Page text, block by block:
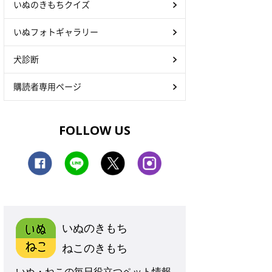
いぬのきもちクイズ
いぬフォトギャラリー
犬診断
購読者専用ページ
FOLLOW US
いぬのきもち
ねこのきもち